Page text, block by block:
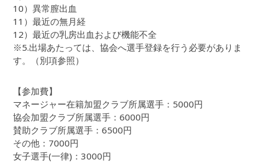
10）異常膣出血
11）最近の無月経
12）最近の乳房出血および機能不全
※5.出場あたっては、協会へ選手登録を行う必要がありま
す。（別項参照）
【参加費】
マネージャー在籍加盟クラブ所属選手：5000円
協会加盟クラブ所属選手：6000円
賛助クラブ所属選手：6500円
その他：7000円
女子選手(一律)：3000円